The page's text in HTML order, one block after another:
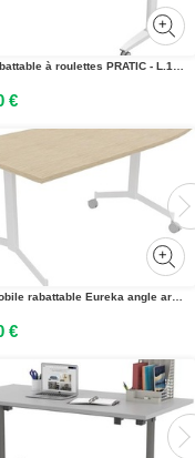
Table rabattable à roulettes PRATIC - L.160 x P.80 cm - Plateau Chêne Canadien - Pieds Blanc
€
Table mobile rabattable Eureka angle arrondi à droite - L.170 x P.80 cm - Plateau Chêne - Pieds Blanc
€